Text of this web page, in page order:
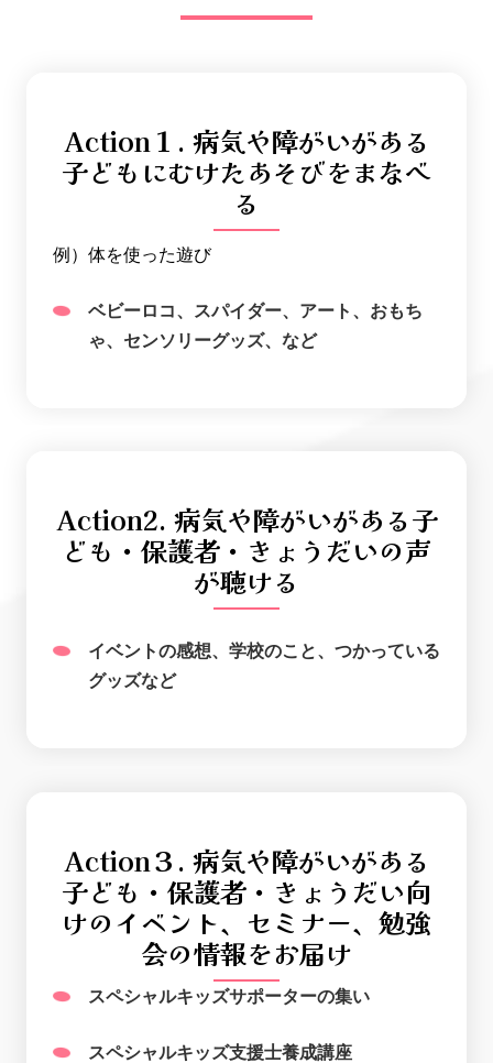
Action１. 病気や障がいがある
子どもにむけたあそびをまなべ
る
例）体を使った遊び
ベビーロコ、スパイダー、アート、おもち
ゃ、センソリーグッズ、など
Action2. 病気や障がいがある子
ども・保護者・きょうだいの声
が聴ける
イベントの感想、学校のこと、つかっている
グッズなど
Action３. 病気や障がいがある
子ども・保護者・きょうだい向
けのイベント、セミナー、勉強
会の情報をお届け
スペシャルキッズサポーターの集い
スペシャルキッズ支援士養成講座